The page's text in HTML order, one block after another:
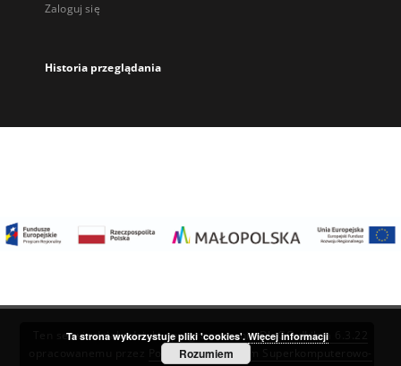
Zaloguj się
Historia przeglądania
Ten serwis działa dzięki oprogramowaniuDInGO dLibra 6.3.22
Poznańskie Centrum Superkomputerowo-
Ta strona wykorzystuje pliki 'cookies'. Więcej informacji
Rozumiem